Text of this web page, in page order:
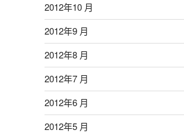
2012年10 月
2012年9 月
2012年8 月
2012年7 月
2012年6 月
2012年5 月